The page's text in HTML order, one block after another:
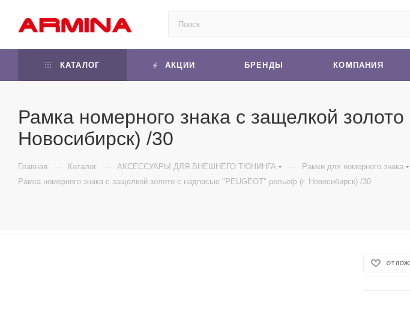
КАТАЛОГ АКЦИИ БРЕНДЫ КОМПАНИЯ
Рамка номерного знака с защелкой
Новосибирск) /30
Главная — Каталог — АКСЕССУАРЫ ДЛЯ ВНЕШНЕГО ТЮНИНГА — Рамки для номерного знака
Рамка номерного знака с защелкой золото с надписью "PEUGEOT" рельеф (г. Новосибирск) /30